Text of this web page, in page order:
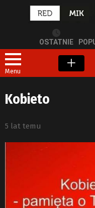
OSTATNIE
Menu
Kobieto
5 lat temu